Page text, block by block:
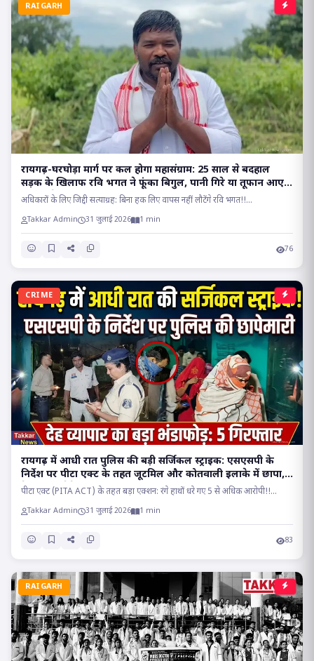
RAIGARH
रायगढ़-घरघोड़ा मार्ग पर कल होगा महासंग्राम: 25 साल से बदहाल
सड़क के खिलाफ रवि भगत ने फूंका बिगुल, पानी गिरे या तूफान आए,
होकर रहेगा चक्काजाम..
अधिकारों के लिए जिद्दी सत्याग्रह: बिना हक लिए वापस नहीं लौटेंगे रवि भगत!!...
Takkar Admin 31 जुलाई 2026 1 min
76
CRIME
रायगढ़ में आधी रात पुलिस की बड़ी सर्जिकल स्ट्राइक: एसएसपी के
निर्देश पर पीटा एक्ट के तहत जूटमिल और कोतवाली इलाके में छापा,
देह व्यापार रैकेट का भंडाफोड़!!
पीटा एक्ट (PITA ACT) के तहत बड़ा एक्शन: रंगे हाथों धरे गए 5 से अधिक आरोपी!!...
Takkar Admin 31 जुलाई 2026 1 min
83
RAIGARH